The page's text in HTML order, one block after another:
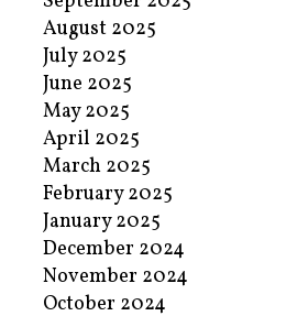
August 2025
July 2025
June 2025
May 2025
April 2025
March 2025
February 2025
January 2025
December 2024
November 2024
October 2024